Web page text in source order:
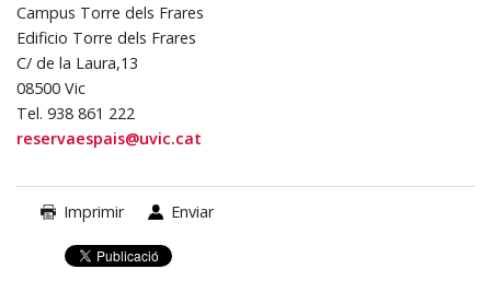
Campus Torre dels Frares
Edificio Torre dels Frares
C/ de la Laura,13
08500 Vic
Tel. 938 861 222
reservaespais@uvic.cat
Imprimir Enviar